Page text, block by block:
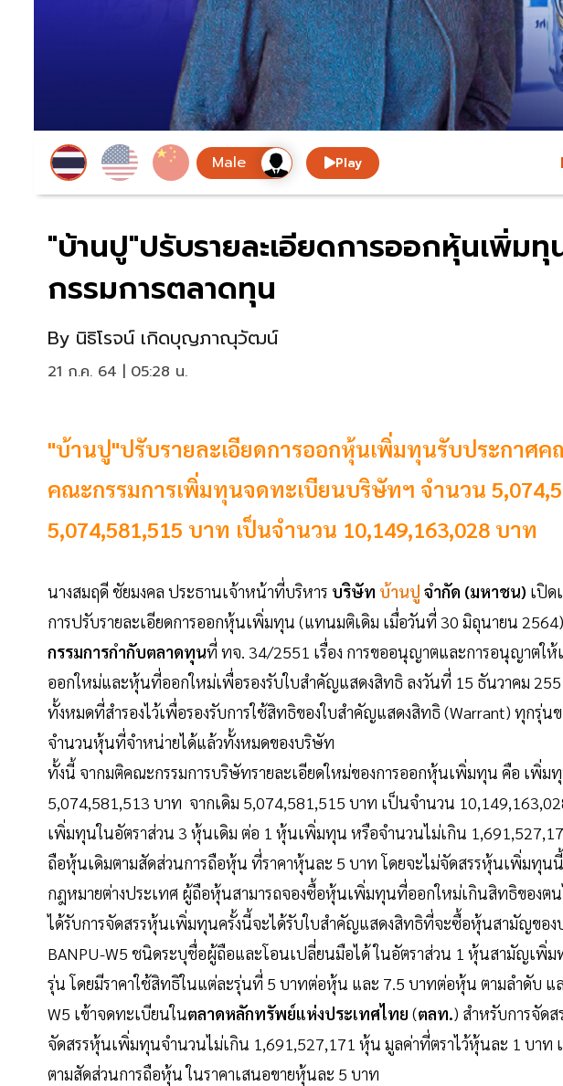
Play
"บ้านปู"ปรับรายละเอียดการออกหุ้นเพิ่ม
กรรมการตลาดทุน
By นิธิโรจน์ เกิดบุญภาณุวัฒน์
21 ก.ค. 64 | 05:28 น.
"บ้านปู"ปรับรายละเอียดการออกหุ้นเพิ่มทุนรับประกาศ
คณะกรรมการเพิ่มทุนจดทะเบียนบริษัทฯ จำนวน
5,074,581,515 บาท เป็นจำนวน 10,149,163,028 บาท
นางสมฤดี ชัยมงคล ประธานเจ้าหน้าที่บริหาร บริษัท บ้านปู จำกัด (มหาชน) เปิด
การปรับรายละเอียดการออกหุ้นเพิ่มทุน (แทนมติเดิม เมื่อวันที่ 30 มิถุนายน
กรรมการกำกับตลาดทุนที่ ทจ. 34/2551 เรื่อง การขออนุญาตและการอนุญาตใ
ออกใหม่และหุ้นที่ออกใหม่เพื่อรองรับใบสำคัญแสดงสิทธิ ลงวันที่ 15 ธันวาคม
ทั้งหมดที่สำรองไว้เพื่อรองรับการใช้สิทธิของใบสำคัญแสดงสิทธิ (Warrant) ทุกรุ่น
จำนวนหุ้นที่จำหน่ายได้แล้วทั้งหมดของบริษัท
ทั้งนี้ จากมติคณะกรรมการบริษัทรายละเอียดใหม่ของการออกหุ้นเพิ่มทุน คือ เพิ่
5,074,581,513 บาท จากเดิม 5,074,581,515 บาท เป็นจำนวน
เพิ่มทุนในอัตราส่วน 3 หุ้นเดิม ต่อ 1 หุ้นเพิ่มทุน หรือจำนวนไม่เกิน
ถือหุ้นเดิมตามสัดส่วนการถือหุ้น ที่ราคาหุ้นละ 5 บาท โดยจะไม่จัดสรรหุ้นเพิ่ม
กฎหมายต่างประเทศ ผู้ถือหุ้นสามารถจองซื้อหุ้นเพิ่มทุนที่ออกใหม่เกินสิทธิของต
ได้รับการจัดสรรหุ้นเพิ่มทุนครั้งนี้จะได้รับใบสําคัญแสดงสิทธิที่จะซื้อหุ้นสามัญของ
BANPU-W5 ชนิดระบุชื่อผู้ถือและโอนเปลี่ยนมือได้ ในอัตราส่วน 1 หุ้นสามัญเพิ่
รุ่น โดยมีราคาใช้สิทธิในแต่ละรุ่นที่ 5 บาทต่อหุ้น และ 7.5 บาทต่อหุ้น ตามลำดับ แ
W5 เข้าจดทะเบียนในตลาดหลักทรัพย์แห่งประเทศไทย (ตลท.) สำหรับการจัด
จัดสรรหุ้นเพิ่มทุนจำนวนไม่เกิน 1,691,527,171 หุ้น มูลค่าที่ตราไว้หุ้นละ 1 บา
ตามสัดส่วนการถือหุ้น ในราคาเสนอขายหุ้นละ 5 บาท